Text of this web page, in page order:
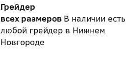
Грейдер
всех размеров В наличии есть
любой грейдер в Нижнем
Новгороде